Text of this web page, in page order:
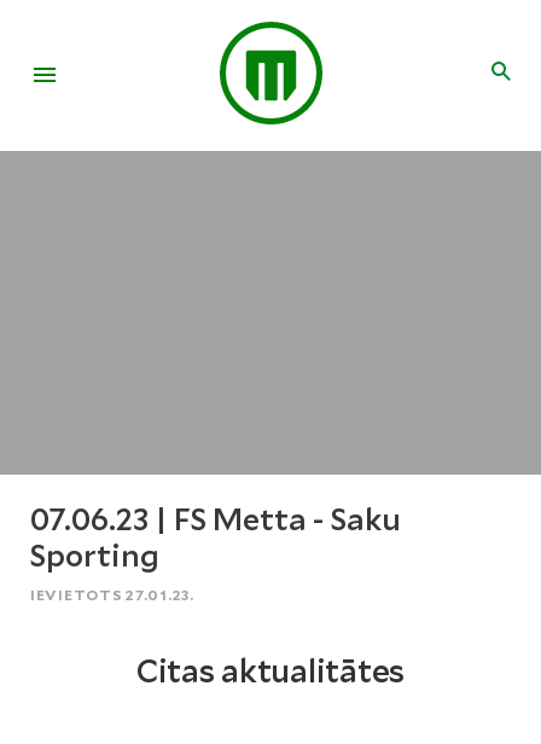
07.06.23 | FS Metta - Saku
Sporting
IEVIETOTS 27.01.23.
Citas aktualitātes